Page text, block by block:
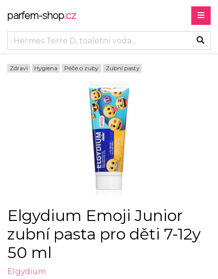
parfem-shop.cz
Zdraví Hygiena Péče o zuby Zubní pasty
Elgydium Emoji Junior
zubní pasta pro děti 7-12y
50 ml
Elgydium